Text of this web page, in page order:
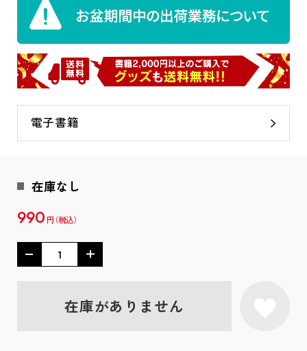
電子書籍
在庫なし
990 円
在庫がありません